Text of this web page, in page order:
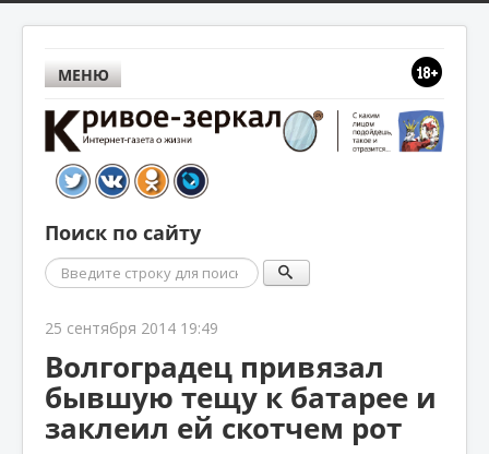
МЕНЮ
Поиск по сайту
Поиск
25 сентября 2014 19:49
Волгоградец привязал
бывшую тещу к батарее и
заклеил ей скотчем рот